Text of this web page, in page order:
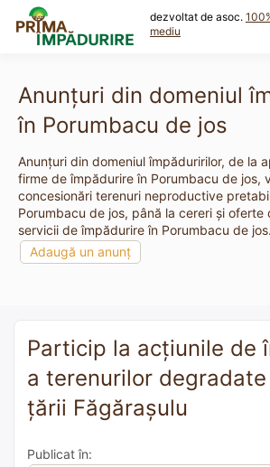
content
dezvoltat de asoc.
mediu
Anunțuri din domeniul
în Porumbacu de jos
Anunțuri din domeniul împăduririlor, de la
firme de împădurire în Porumbacu de jos,
concesionări terenuri neproductive
Porumbacu de jos, până la cereri și oferte
servicii de împădurire în Porumbacu de
Adaugă un anunț
Particip la acțiunile de
a terenurilor degradate
țării Făgărașulu
Publicat în: